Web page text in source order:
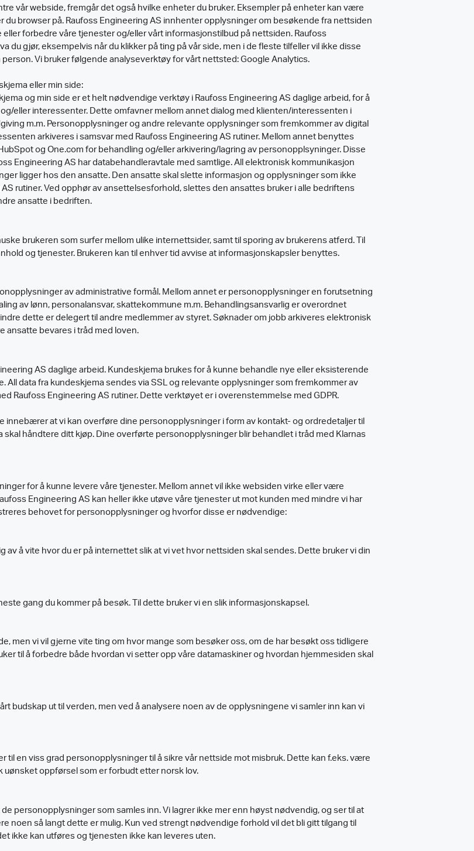
vår webside, fremgår det også hvilke enheter du bruker. Eksempler på enheter kan være
du browser på. Raufoss Engineering AS innhenter opplysninger om besøkende fra nettsiden
forbedre våre tjenester og/eller vårt informasjonstilbud på nettsiden. Raufoss
du gjør, eksempelvis når du klikker på ting på vår side, men i de fleste tilfeller vil ikke disse
Vi bruker følgende analyseverktøy for vårt nettsted: Google Analytics.
eller min side:
og min side er et helt nødvendige verktøy i Raufoss Engineering AS daglige arbeid, for å
eller interessenter. Dette omfavner mellom annet dialog med klienten/interessenten i
m.m. Personopplysninger og andre relevante opplysninger som fremkommer av digital
arkiveres i samsvar med Raufoss Engineering AS rutiner. Mellom annet benyttes
og One.com for behandling og/eller arkivering/lagring av personopplsyninger. Disse
Engineering AS har databehandleravtale med samtlige. All elektronisk kommunikasjon
ligger hos den ansatte. Den ansatte skal slette informasjon og opplysninger som ikke
rutiner. Ved opphør av ansettelsesforhold, slettes den ansattes bruker i alle bedriftens
ansatte i bedriften.
brukeren som surfer mellom ulike internettsider, samt til sporing av brukerens atferd. Til
og tjenester. Brukeren kan til enhver tid avvise at informasjonskapsler benyttes.
av administrative formål. Mellom annet er personopplysninger en forutsetning
av lønn, personalansvar, skattekommune m.m. Behandlingsansvarlig er overordnet
dette er delegert til andre medlemmer av styret. Søknader om jobb arkiveres elektronisk
ansatte bevares i tråd med loven.
AS daglige arbeid. Kundeskjema brukes for å kunne behandle nye eller eksisterende
All data fra kundeskjema sendes via SSL og relevante opplysninger som fremkommer av
Raufoss Engineering AS rutiner. Dette verktøyet er i overenstemmelse med GDPR.
innebærer at vi kan overføre dine personopplysninger i form av kontakt- og ordredetaljer til
skal håndtere ditt kjøp. Dine overførte personopplysninger blir behandlet i tråd med Klarnas
for å kunne levere våre tjenester. Mellom annet vil ikke websiden virke eller være
Engineering AS kan heller ikke utøve våre tjenester ut mot kunden med mindre vi har
behovet for personopplysninger og hvorfor disse er nødvendige:
av å vite hvor du er på internettet slik at vi vet hvor nettsiden skal sendes. Dette bruker vi din
gang du kommer på besøk. Til dette bruker vi en slik informasjonskapsel.
men vi vil gjerne vite ting om hvor mange som besøker oss, om de har besøkt oss tidligere
til å forbedre både hvordan vi setter opp våre datamaskiner og hvordan hjemmesiden skal
budskap ut til verden, men ved å analysere noen av de opplysningene vi samler inn kan vi
til en viss grad personopplysninger til å sikre vår nettside mot misbruk. Dette kan f.eks. være
uønsket oppførsel som er forbudt etter norsk lov.
personopplysninger som samles inn. Vi lagrer ikke mer enn høyst nødvendig, og ser til at
noen så langt dette er mulig. Kun ved strengt nødvendige forhold vil det bli gitt tilgang til
ikke kan utføres og tjenesten ikke kan leveres uten.